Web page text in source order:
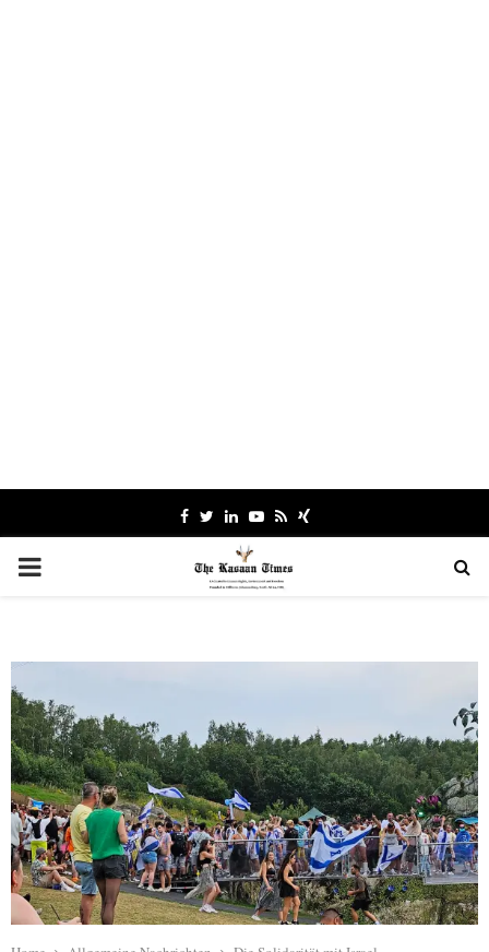
Facebook
TwitterLinkedinYoutube
RssXing
PRIMARY